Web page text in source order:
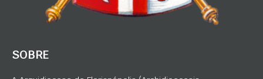
SOBRE